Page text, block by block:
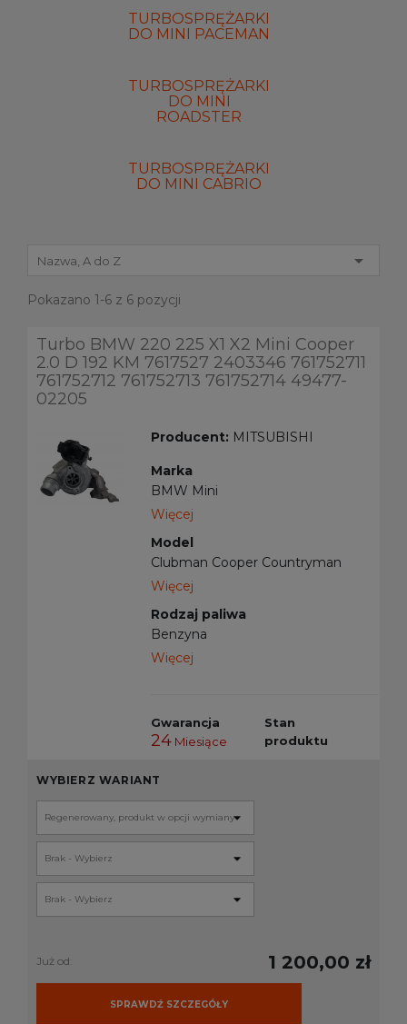
TURBOSPRĘŻARKI
DO MINI PACEMAN
TURBOSPRĘŻARKI
DO MINI
ROADSTER
TURBOSPRĘŻARKI
DO MINI CABRIO
Nazwa, A do Z 
Pokazano 1-6 z 6 pozycji
Turbo BMW 220 225 X1 X2 Mini Cooper
2.0 D 192 KM 7617527 2403346 761752711
761752712 761752713 761752714 49477-
02205
Producent: MITSUBISHI
Marka
BMW Mini
Więcej
Model
Clubman Cooper Countryman
Series 2 X1 X2
Więcej
Rodzaj paliwa
Benzyna
Więcej
Gwarancja
24Miesiące
Stan
produktu
WYBIERZ WARIANT
Już od: 1 200,00 zł
SPRAWDŹ SZCZEGÓŁY